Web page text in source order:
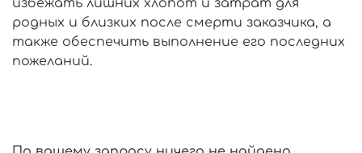
избежать лишних хлопот и затрат для
родных и близких после смерти заказчика, а
также обеспечить выполнение его последних
пожеланий.